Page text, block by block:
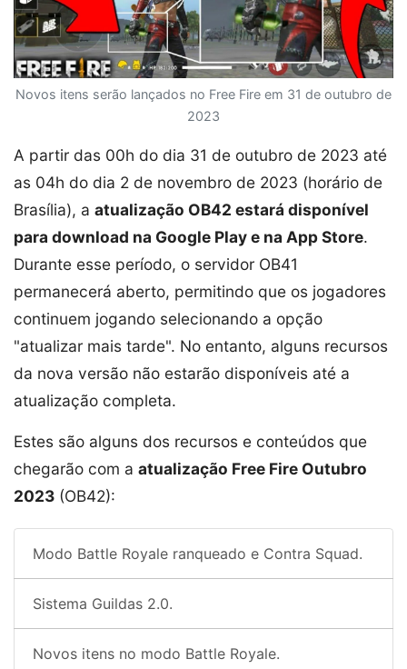
Novos itens serão lançados no Free Fire em 31 de outubro de
2023
A partir das 00h do dia 31 de outubro de 2023 até
as 04h do dia 2 de novembro de 2023 (horário de
Brasília), a atualização OB42 estará disponível
para download na Google Play e na App Store.
Durante esse período, o servidor OB41
permanecerá aberto, permitindo que os jogadores
continuem jogando selecionando a opção
"atualizar mais tarde". No entanto, alguns recursos
da nova versão não estarão disponíveis até a
atualização completa.
Estes são alguns dos recursos e conteúdos que
chegarão com a atualização Free Fire Outubro
2023 (OB42):
Modo Battle Royale ranqueado e Contra Squad.
Sistema Guildas 2.0.
Novos itens no modo Battle Royale.